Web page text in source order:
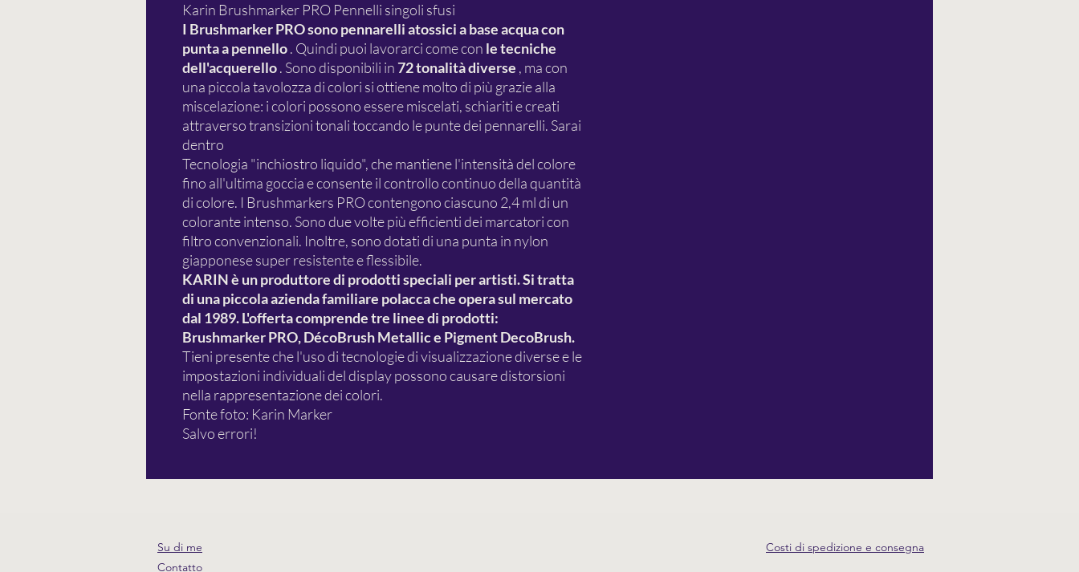
Karin Brushmarker PRO Pennelli singoli sfusi
I Brushmarker PRO sono pennarelli atossici a base acqua con
punta a pennello. Quindi puoi lavorarci come con le tecniche
dell'acquerello. Sono disponibili in72 tonalità diverse , ma con
una piccola tavolozza di colori si ottiene molto di più grazie alla
miscelazione: i colori possono essere miscelati, schiariti e creati
attraverso transizioni tonali toccando le punte dei pennarelli. Sarai
dentro
Tecnologia "inchiostro liquido", che mantiene l'intensità del colore
fino all'ultima goccia e consente il controllo continuo della quantità
di colore. I Brushmarkers PRO contengono ciascuno 2,4 ml di un
colorante intenso. Sono due volte più efficienti dei marcatori con
filtro convenzionali. Inoltre, sono dotati di una punta in nylon
giapponese super resistente e flessibile.
KARIN è un produttore di prodotti speciali per artisti. Si tratta
di una piccola azienda familiare polacca che opera sul mercato
dal 1989. L'offerta comprende tre linee di prodotti:
Brushmarker PRO, DécoBrush Metallic e Pigment DecoBrush.
Tieni presente che l'uso di tecnologie di visualizzazione diverse e le
impostazioni individuali del display possono causare distorsioni
nella rappresentazione dei colori.
Fonte foto: Karin Marker
Salvo errori!
Su di me
Contatto
Costi di spedizione e consegna